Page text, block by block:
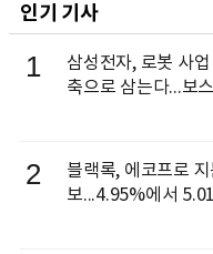
인기 기사
1
삼성전자, 로봇 사
축으로 삼는다...보
2
블랙록, 에코프로
보...4.95%에서